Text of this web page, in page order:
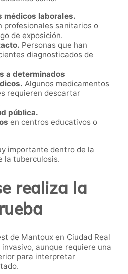
médicos laborales.
profesionales sanitarios o
de exposición.
Personas que han
diagnosticados de
a determinados
Algunos medicamentos
requieren descartar
pública.
en centros educativos o
importante dentro de la
la tuberculosis.
realiza la
de Mantoux en Ciudad Real
aunque requiere una
para interpretar